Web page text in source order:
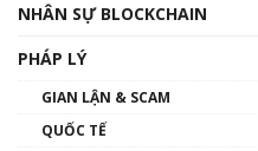
NHÂN SỰ BLOCKCHAIN
PHÁP LÝ
GIAN LẬN & SCAM
QUỐC TẾ